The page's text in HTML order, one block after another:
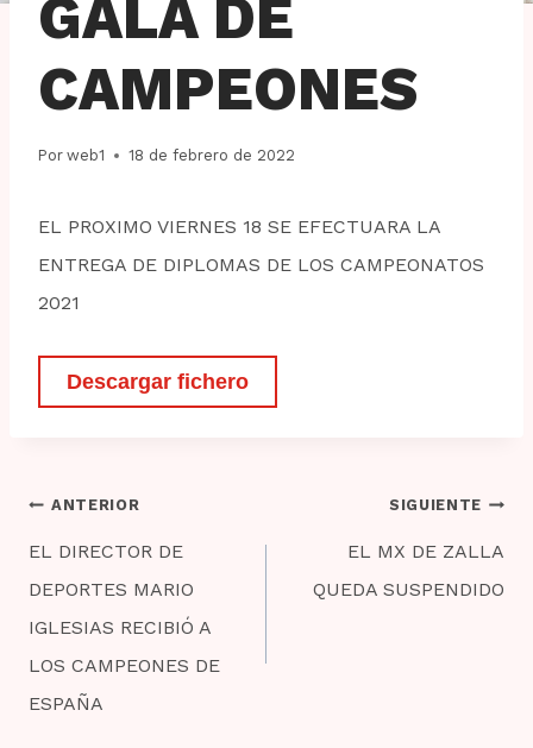
GALA DE
CAMPEONES
Por web1 18 de febrero de 2022
EL PROXIMO VIERNES 18 SE EFECTUARA LA
ENTREGA DE DIPLOMAS DE LOS CAMPEONATOS
2021
Descargar fichero
Navegación
de
entradas
ANTERIOR
EL DIRECTOR DE
DEPORTES MARIO
IGLESIAS RECIBIÓ A
LOS CAMPEONES DE
ESPAÑA
SIGUIENTE
EL MX DE ZALLA
QUEDA SUSPENDIDO